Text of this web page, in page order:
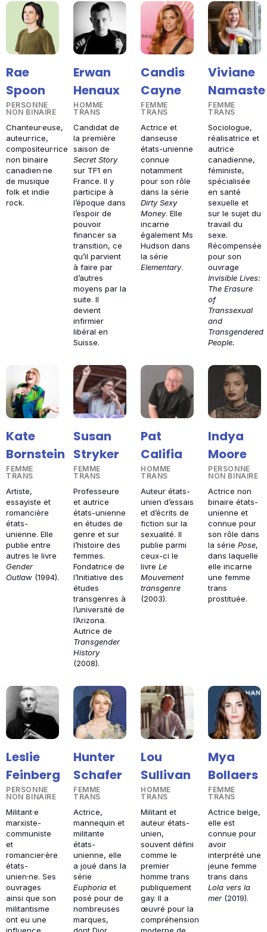
Rae
Spoon
PERSONNE
NON BINAIRE
Chanteur·euse,
auteur·rice,
compositeur·rice
non binaire
canadien·ne
de musique
folk et indie
rock.
Erwan
Henaux
HOMME
TRANS
Candidat de
la première
saison de
Secret Story
sur TF1 en
France. Il y
participe à
l’époque dans
l’espoir de
pouvoir
financer sa
transition, ce
qu’il parvient
à faire par
d’autres
moyens par la
suite. Il
devient
infirmier
libéral en
Suisse.
Candis
Cayne
FEMME
TRANS
Actrice et
danseuse
états-unienne
connue
notamment
pour son rôle
dans la série
Dirty Sexy
Money. Elle
incarne
également Ms
Hudson dans
la série
Elementary.
Viviane
Namaste
FEMME
TRANS
Sociologue,
réalisatrice et
autrice
canadienne,
féministe,
spécialisée
en santé
sexuelle et
sur le sujet du
travail du
sexe.
Récompensée
pour son
ouvrage
Invisible Lives:
The Erasure
of
Transsexual
and
Transgendered
People.
Kate
Bornstein
FEMME
TRANS
Artiste,
essayiste et
romancière
états-
unienne. Elle
publie entre
autres le livre
Gender
Outlaw (1994).
Susan
Stryker
FEMME
TRANS
Professeure
et autrice
états-unienne
en études de
genre et sur
l’histoire des
femmes.
Fondatrice de
l’Initiative des
études
transgenres à
l’université de
l’Arizona.
Autrice de
Transgender
History
(2008).
Pat
Califia
HOMME
TRANS
Auteur états-
unien d’essais
et d’écrits de
fiction sur la
sexualité. Il
publie parmi
ceux-ci le
livre Le
Mouvement
transgenre
(2003).
Indya
Moore
PERSONNE
NON BINAIRE
Actrice non
binaire états-
unienne et
connue pour
son rôle dans
la série Pose,
dans laquelle
elle incarne
une femme
trans
prostituée.
Leslie
Feinberg
PERSONNE
NON BINAIRE
Militant·e
marxiste-
communiste
et
romancier·ère
états-
unien·ne. Ses
ouvrages
ainsi que son
militantisme
ont eu une
Hunter
Schafer
FEMME
TRANS
Actrice,
mannequin et
militante
états-
unienne, elle
a joué dans la
série
Euphoria et
posé pour de
nombreuses
marques,
Lou
Sullivan
HOMME
TRANS
Militant et
auteur états-
unien,
souvent défini
comme le
premier
homme trans
publiquement
gay. Il a
œuvré pour la
compréhension
Mya
Bollaers
FEMME
TRANS
Actrice belge,
elle est
connue pour
avoir
interprété une
jeune femme
trans dans
Lola vers la
mer(2019).